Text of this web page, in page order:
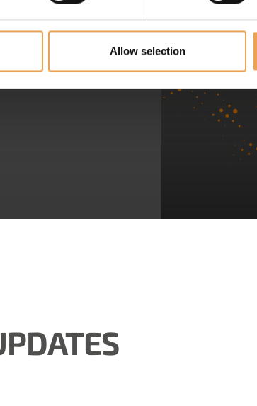
Allow selection